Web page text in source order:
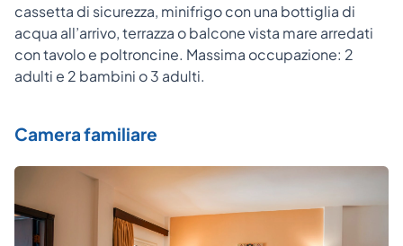
cassetta di sicurezza, minifrigo con una bottiglia di
acqua all’arrivo, terrazza o balcone vista mare arredati
con tavolo e poltroncine. Massima occupazione: 2
adulti e 2 bambini o 3 adulti.
Camera familiare